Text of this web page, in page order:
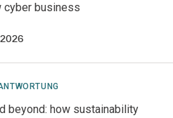
cyber business
beyond: how sustainability